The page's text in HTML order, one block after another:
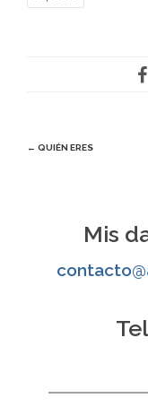
Navegación
← QUIÉN ERES
Mis